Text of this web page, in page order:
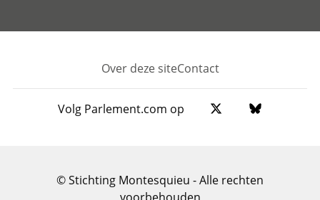
Footer
Over deze siteContact
Volg Parlement.com op
© Stichting Montesquieu - Alle rechten